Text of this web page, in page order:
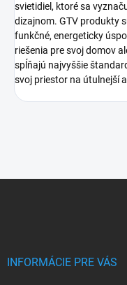
svietidiel, ktoré sa
dizajnom. GTV produkty
funkčné, energeticky
riešenia pre svoj domov
spĺňajú najvyššie
svoj priestor na útulnejší
INFORMÁCIE PRE VÁS